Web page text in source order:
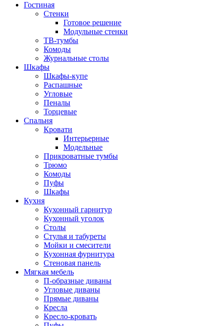
Гостиная
Стенки
Готовое решение
Модульные стенки
ТВ-тумбы
Комоды
Журнальные столы
Шкафы
Шкафы-купе
Распашные
Угловые
Пеналы
Торцевые
Спальня
Кровати
Интерьерные
Модельные
Прикроватные тумбы
Трюмо
Комоды
Пуфы
Шкафы
Кухня
Кухонный гарнитур
Кухонный уголок
Столы
Стулья и табуреты
Мойки и смесители
Кухонная фурнитура
Стеновая панель
Мягкая мебель
П-образные диваны
Угловые диваны
Прямые диваны
Кресла
Кресло-кровать